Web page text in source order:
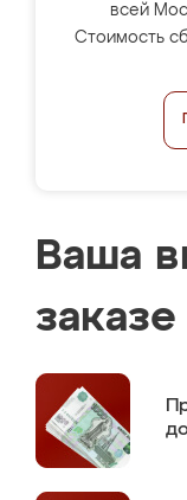
всей
Стоимость
Ваша